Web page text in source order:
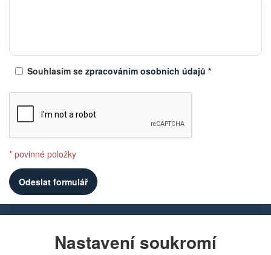
Nastavení soukromí
Souhlasím se zpracováním osobních údajů *
* povinné položky
mailové schránky?